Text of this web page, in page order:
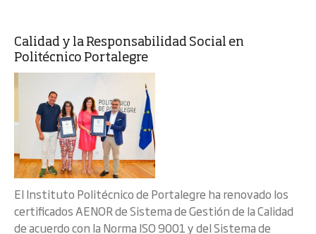
Calidad y la Responsabilidad Social en
Politécnico Portalegre
El Instituto Politécnico de Portalegre ha renovado los
certificados AENOR de Sistema de Gestión de la Calidad
de acuerdo con la Norma ISO 9001 y del Sistema de